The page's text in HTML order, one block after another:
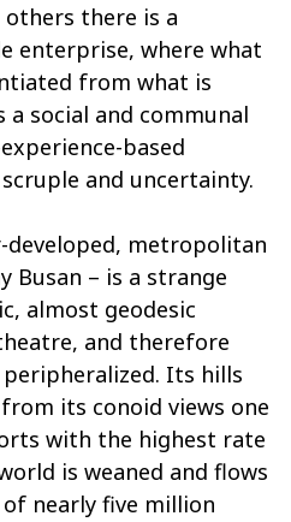
there is a
enterprise, where what
from what is
social and communal
based
and uncertainty.
developed, metropolitan
Busan – is a strange
almost geodesic
and therefore
Its hills
its conoid views one
with the highest rate
is weaned and flows
nearly five million